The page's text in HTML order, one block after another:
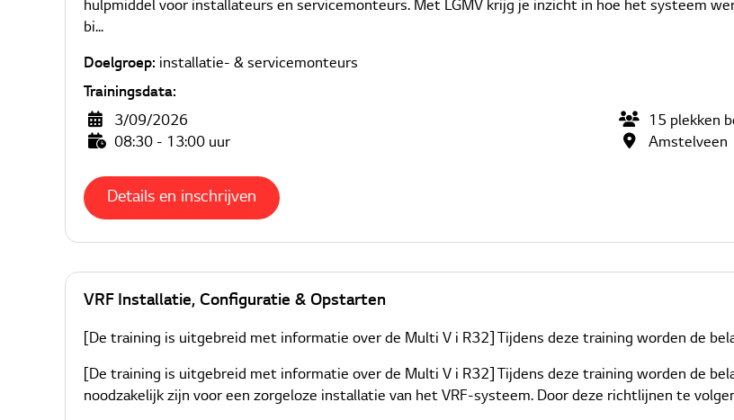
hulpmiddel voor installateurs en servicemonteurs. Met LGMV krijg je inzicht in hoe het systeem
bi...
Doelgroep: installatie- & servicemonteurs
Trainingsdata:
3/09/2026
08:30 - 13:00 uur
15 plekken
Amstelveen
Details en inschrijven
VRF Installatie, Configuratie & Opstarten
[De training is uitgebreid met informatie over de Multi V i R32] Tijdens deze training worden de
[De training is uitgebreid met informatie over de Multi V i R32] Tijdens deze training worden de
noodzakelijk zijn voor een zorgeloze installatie van het VRF-systeem. Door deze richtlijnen te